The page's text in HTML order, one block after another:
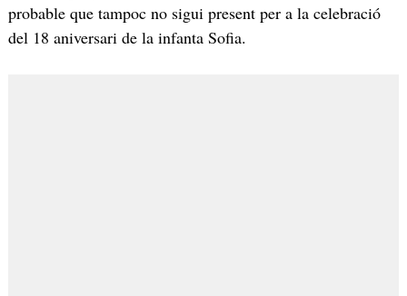
probable que tampoc no sigui present per a la celebració
del 18 aniversari de la infanta Sofia.